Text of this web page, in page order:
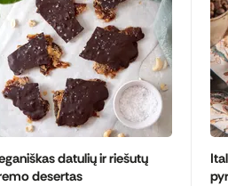
datulių ir riešutų
desertas